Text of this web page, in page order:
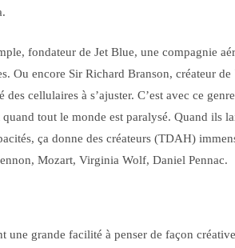
fondateur de Jet Blue, une compagnie
Ou encore Sir Richard Branson, créateur de
cellulaires à s’ajuster. C’est avec ce
tout le monde est paralysé. Quand ils
ça donne des créateurs (TDAH)
Mozart, Virginia Wolf, Daniel Pennac.
une grande facilité à penser de façon